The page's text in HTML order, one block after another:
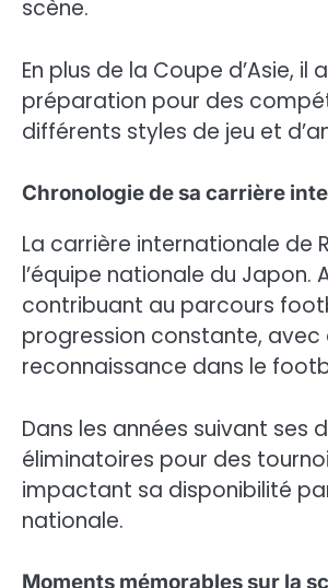
scène.
En plus de la Coupe d’Asie,
préparation pour des
différents styles de jeu et
Chronologie de sa carrière
La carrière internationale de
l’équipe nationale du
contribuant au parcours
progression constante, avec
reconnaissance dans le
Dans les années suivant ses
éliminatoires pour des
impactant sa disponibilité
nationale.
Moments mémorables sur la